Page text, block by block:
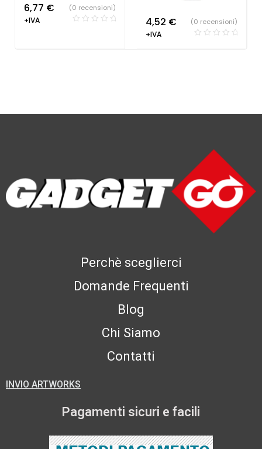
6,77 €
+IVA
(0 recensioni)
4,52 €
+IVA
(0 recensioni)
Perchè sceglierci
Domande Frequenti
Blog
Chi Siamo
Contatti
INVIO ARTWORKS
Pagamenti sicuri e facili